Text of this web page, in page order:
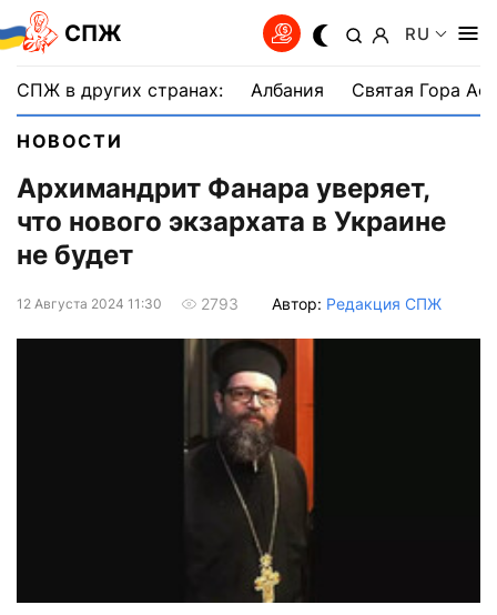
СПЖ RU
СПЖ в других странах: Албания Святая Гора
НОВОСТИ
Архимандрит Фанара уверяет,
что нового экзархата в Украине
не будет
12 Августа 2024 11:30 2793 Автор: Редакция СПЖ